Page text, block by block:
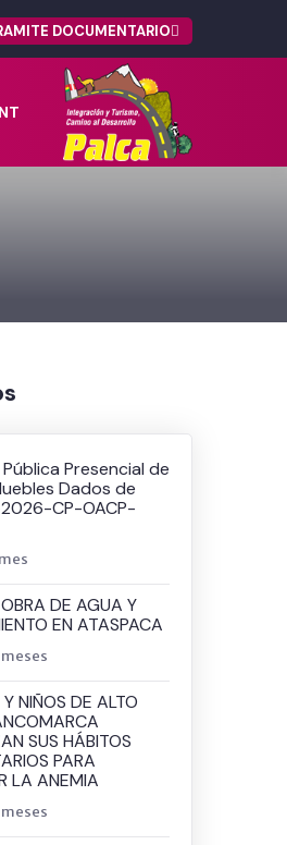
DOCUMENTARIO
Presencial de
Dados de
2026-CP-OACP-
DE AGUA Y
EN ATASPACA
meses
NIÑOS DE ALTO
SUS HÁBITOS
PARA
LA ANEMIA
meses